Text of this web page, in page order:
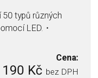
50 typů různých
LED.・
Cena:
Kč bez DPH